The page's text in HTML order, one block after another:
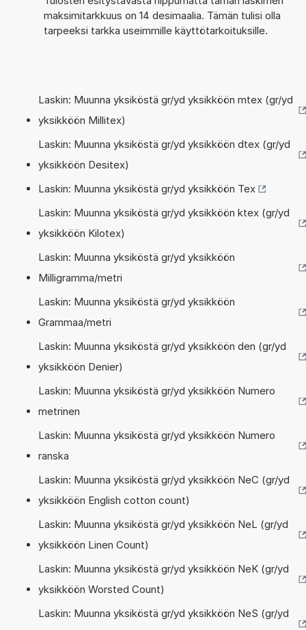
maksimitarkkuus on 14 desimaalia. Tämän tulisi olla
tarpeeksi tarkka useimmille käyttötarkoituksille.
Laskin: Muunna yksiköstä gr/yd yksikköön mtex (gr/yd
yksikköön Millitex)
Laskin: Muunna yksiköstä gr/yd yksikköön dtex (gr/yd
yksikköön Desitex)
Laskin: Muunna yksiköstä gr/yd yksikköön Tex
Laskin: Muunna yksiköstä gr/yd yksikköön ktex (gr/yd
yksikköön Kilotex)
Laskin: Muunna yksiköstä gr/yd yksikköön
Milligramma/metri
Laskin: Muunna yksiköstä gr/yd yksikköön
Grammaa/metri
Laskin: Muunna yksiköstä gr/yd yksikköön den (gr/yd
yksikköön Denier)
Laskin: Muunna yksiköstä gr/yd yksikköön Numero
metrinen
Laskin: Muunna yksiköstä gr/yd yksikköön Numero
ranska
Laskin: Muunna yksiköstä gr/yd yksikköön NeC (gr/yd
yksikköön English cotton count)
Laskin: Muunna yksiköstä gr/yd yksikköön NeL (gr/yd
yksikköön Linen Count)
Laskin: Muunna yksiköstä gr/yd yksikköön NeK (gr/yd
yksikköön Worsted Count)
Laskin: Muunna yksiköstä gr/yd yksikköön NeS (gr/yd